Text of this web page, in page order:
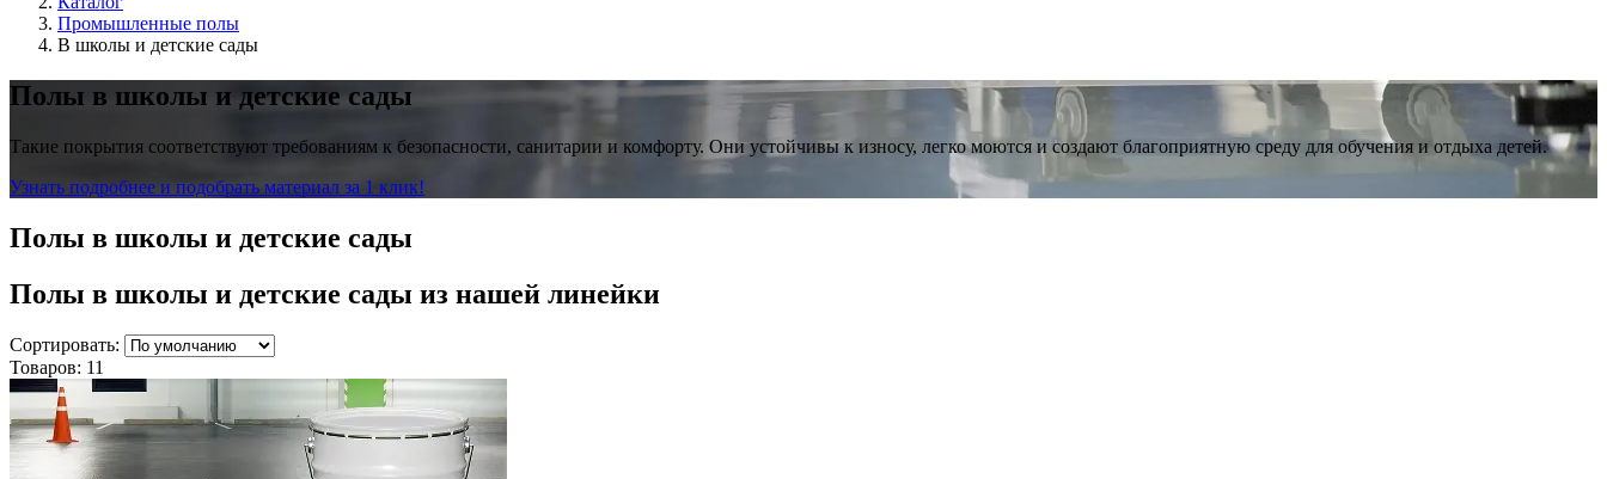
Промышленные полы
В школы и детские сады
Полы в школы и детские сады
Такие покрытия соответствуют требованиям к безопасности, санитарии и комфорту. Они устойчивы к износу, легко моются и создают благоприятную среду для обучения и отдыха детей.
Узнать подробнее и подобрать материал за 1 клик!
Полы в школы и детские сады
Полы в школы и детские сады из нашей линейки
Сортировать:
Товаров: 11